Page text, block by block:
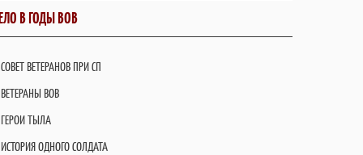
В ГОДЫ ВОВ
СОВЕТ ВЕТЕРАНОВ ПРИ СП
ВЕТЕРАНЫ ВОВ
ГЕРОИ ТЫЛА
ИСТОРИЯ ОДНОГО СОЛДАТА